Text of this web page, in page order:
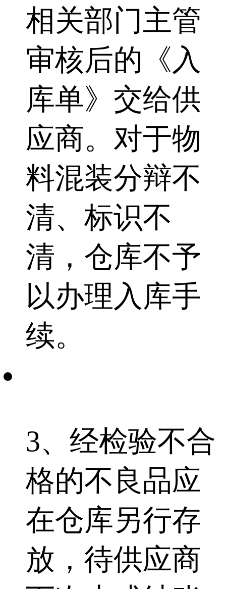
相关部门主管
审核后的《入
库单》交给供
应商。对于物
料混装分辩不
清、标识不
清，仓库不予
以办理入库手
续。
3、经检验不合
格的不良品应
在仓库另行存
放，待供应商